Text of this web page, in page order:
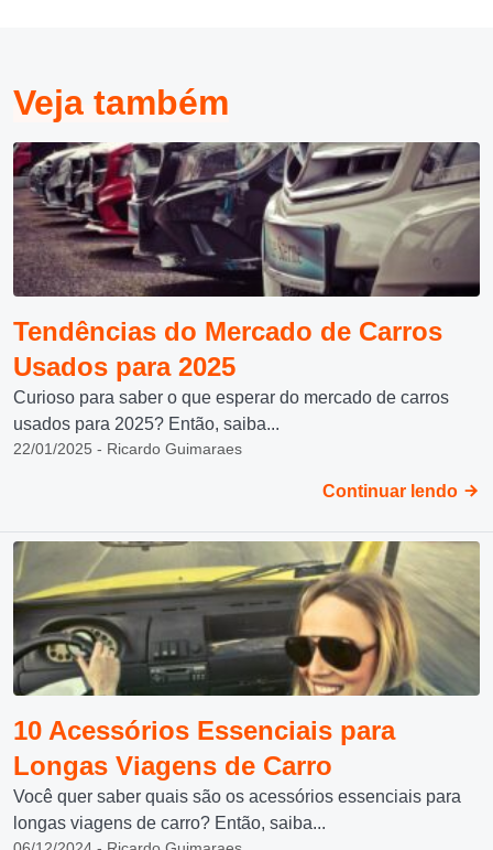
Veja também
Tendências do Mercado de Carros
Usados para 2025
Curioso para saber o que esperar do mercado de carros
usados para 2025? Então, saiba...
22/01/2025 - Ricardo Guimaraes
Continuar lendo
10 Acessórios Essenciais para
Longas Viagens de Carro
Você quer saber quais são os acessórios essenciais para
longas viagens de carro? Então, saiba...